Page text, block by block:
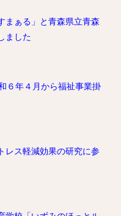
まぁる」と青森県立青森
ました
６年４月から福祉事業掛
ス軽減効果の研究に参